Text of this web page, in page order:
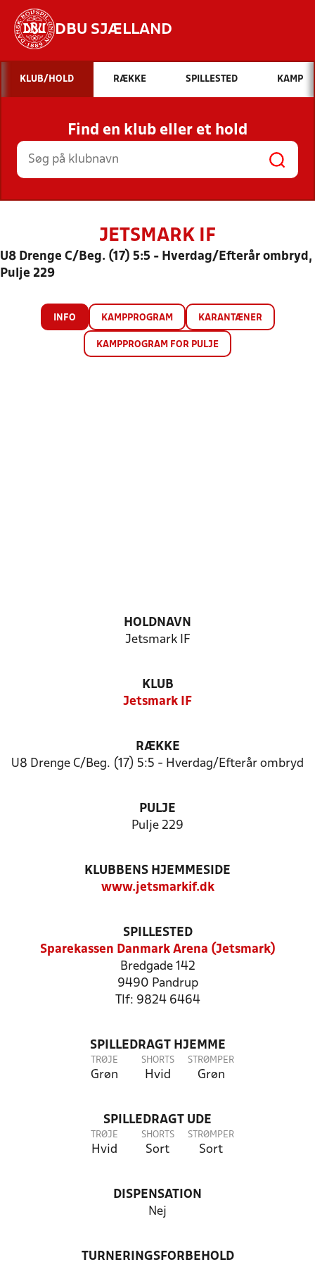
DBU SJÆLLAND
Hvad vil du søge efter?
INDHOLD OG NYHEDER
STILLINGER, RESULTATER, KLUBBER OG
HOLD
KLUB/HOLD RÆKKE SPILLESTED KAMP
Find en klub eller et hold
JETSMARK IF
U8 Drenge C/Beg. (17) 5:5 - Hverdag/Efterår ombryd,
Pulje 229
INFO KAMPPROGRAM KARANTÆNER
KAMPPROGRAM FOR PULJE
HOLDNAVN
Jetsmark IF
KLUB
Jetsmark IF
RÆKKE
U8 Drenge C/Beg. (17) 5:5 - Hverdag/Efterår ombryd
PULJE
Pulje 229
KLUBBENS HJEMMESIDE
www.jetsmarkif.dk
SPILLESTED
Sparekassen Danmark Arena (Jetsmark)
Bredgade 142
9490 Pandrup
Tlf: 9824 6464
SPILLEDRAGT HJEMME
TRØJE
Grøn
SHORTS
Hvid
STRØMPER
Grøn
SPILLEDRAGT UDE
TRØJE
Hvid
SHORTS
Sort
STRØMPER
Sort
DISPENSATION
Nej
TURNERINGSFORBEHOLD